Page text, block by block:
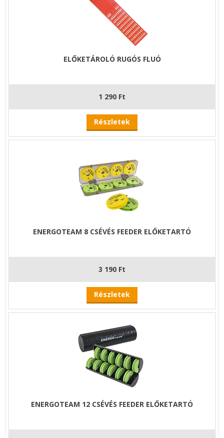
ELŐKETÁROLÓ RUGÓS FLUÓ
1 290 Ft
Részletek
ENERGOTEAM 8 CSÉVÉS FEEDER ELŐKETARTÓ
3 190 Ft
Részletek
ENERGOTEAM 12 CSÉVÉS FEEDER ELŐKETARTÓ